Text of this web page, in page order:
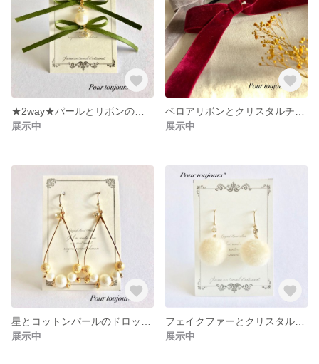
展示中
展示中
展示中
展示中